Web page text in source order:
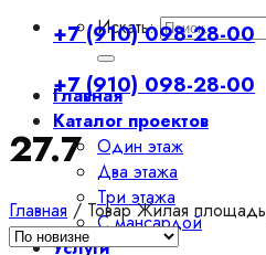
Искать:
Главная
Каталог проектов
Один этаж
Два этажа
Три этажа
С мансардой
Услуги
+7 (910) 098-28-00
+7 (910) 098-28-00
27.7
Главная / Товар Жилая площадь